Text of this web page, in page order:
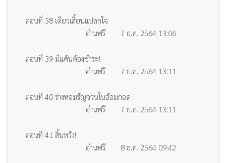
ตอนที่ 38 เตียวเสี้ยนแปลกใจ
อ่านฟรี
7 ธ.ค. 2564 13:06
ตอนที่ 39 มีแค้นต้องชำระ!
อ่านฟรี
7 ธ.ค. 2564 13:11
ตอนที่ 40 ร่างหอมรัญจวนในอ้อมกอด
อ่านฟรี
7 ธ.ค. 2564 13:11
ตอนที่ 41 สิ้นหวัง!
อ่านฟรี
8 ธ.ค. 2564 09:42